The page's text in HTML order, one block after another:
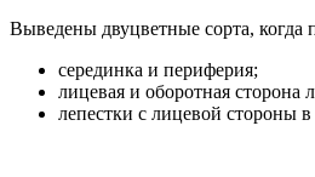
Выведены двуцветные сорта, когда
серединка и периферия;
лицевая и оборотная сторона
лепестки с лицевой стороны